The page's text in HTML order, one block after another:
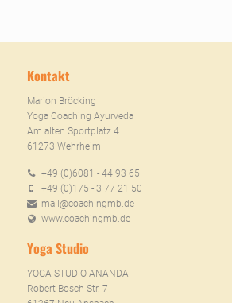
Kontakt
Marion Bröcking
Yoga Coaching Ayurveda
Am alten Sportplatz 4
61273 Wehrheim
+49 (0)6081 - 44 93 65
+49 (0)175 - 3 77 21 50
mail@coachingmb.de
www.coachingmb.de
Yoga Studio
YOGA STUDIO ANANDA
Robert-Bosch-Str. 7